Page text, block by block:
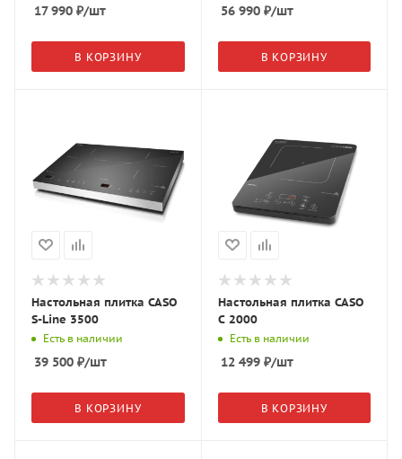
17 990 ₽/шт
В КОРЗИНУ
56 990₽/шт
В КОРЗИНУ
Настольная плитка CASO
S-Line 3500
Есть в наличии
39 500 ₽/шт
В КОРЗИНУ
Настольная плитка CASO
C 2000
Есть в наличии
12 499₽/шт
В КОРЗИНУ